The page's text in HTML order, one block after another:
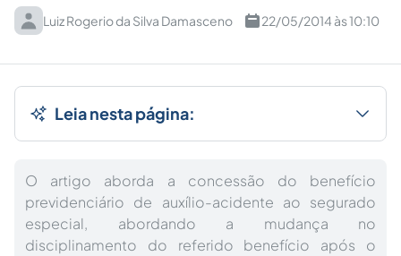
Luiz Rogerio da Silva Damasceno 22/05/2014 às 10:10
Leia nesta página:
O artigo aborda a concessão do benefício
previdenciário de auxílio-acidente ao segurado
especial, abordando a mudança no
disciplinamento do referido benefício após o